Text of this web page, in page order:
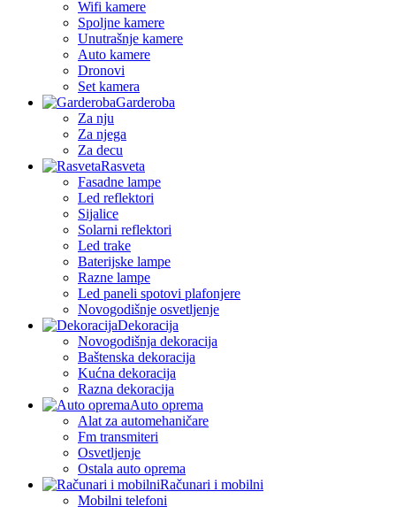
Wifi kamere
Spoljne kamere
Unutrašnje kamere
Auto kamere
Dronovi
Set kamera
Garderoba
Za nju
Za njega
Za decu
Rasveta
Fasadne lampe
Led reflektori
Sijalice
Solarni reflektori
Led trake
Baterijske lampe
Razne lampe
Led paneli spotovi plafonjere
Novogodišnje osvetljenje
Dekoracija
Novogodišnja dekoracija
Baštenska dekoracija
Kućna dekoracija
Razna dekoracija
Auto oprema
Alat za automehaničare
Fm transmiteri
Osvetljenje
Ostala auto oprema
Računari i mobilni
Mobilni telefoni